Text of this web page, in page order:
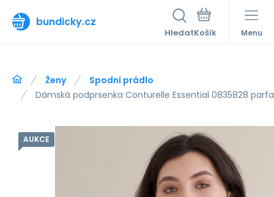
bundicky.cz
Hledat Menu
Ženy
Spodní prádlo
Dámská podprsenka Conturelle Essential 0835828
AUKCE